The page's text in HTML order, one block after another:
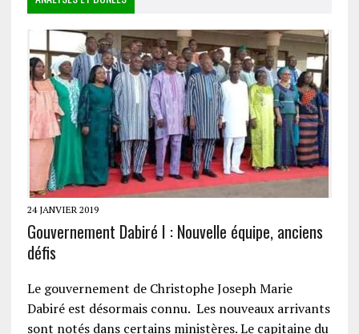
24 JANVIER 2019
Gouvernement Dabiré I : Nouvelle équipe, anciens
défis
Le gouvernement de Christophe Joseph Marie
Dabiré est désormais connu. Les nouveaux arrivants
sont notés dans certains ministères. Le capitaine du